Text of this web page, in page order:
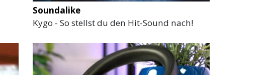
Soundalike
Kygo - So stellst du den Hit-Sound nach!